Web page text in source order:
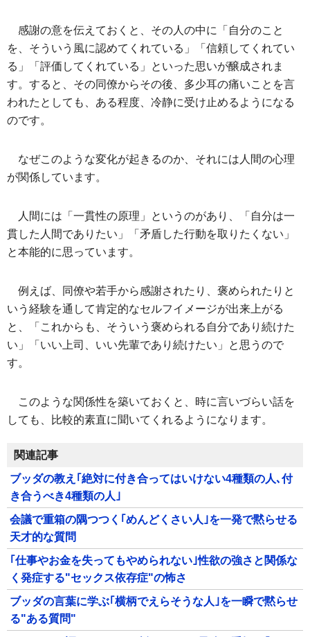
感謝の意を伝えておくと、その人の中に「自分のこと
を、そういう風に認めてくれている」「信頼してくれてい
る」「評価してくれている」といった思いが醸成されま
す。すると、その同僚からその後、多少耳の痛いことを言
われたとしても、ある程度、冷静に受け止めるようになる
のです。
なぜこのような変化が起きるのか、それには人間の心理
が関係しています。
人間には「一貫性の原理」というのがあり、「自分は一
貫した人間でありたい」「矛盾した行動を取りたくない」
と本能的に思っています。
例えば、同僚や若手から感謝されたり、褒められたりと
いう経験を通して肯定的なセルフイメージが出来上がる
と、「これからも、そういう褒められる自分であり続けた
い」「いい上司、いい先輩であり続けたい」と思うので
す。
このような関係性を築いておくと、時に言いづらい話を
しても、比較的素直に聞いてくれるようになります。
関連記事
ブッダの教え｢絶対に付き合ってはいけない4種類の人､付
き合うべき4種類の人｣
会議で重箱の隅つつく｢めんどくさい人｣を一発で黙らせる
天才的な質問
｢仕事やお金を失ってもやめられない｣性欲の強さと関係な
く発症する"セックス依存症"の怖さ
ブッダの言葉に学ぶ｢横柄でえらそうな人｣を一瞬で黙らせ
る"ある質問"